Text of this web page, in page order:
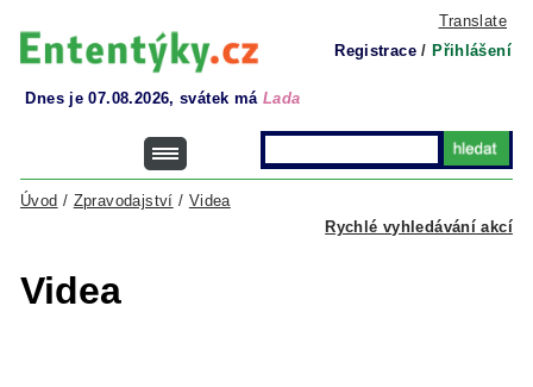
Translate
Registrace / Přihlášení
Dnes je 07.08.2026, svátek má Lada
Rychlé vyhledávání akcí
Úvod / Zpravodajství / Videa
Videa